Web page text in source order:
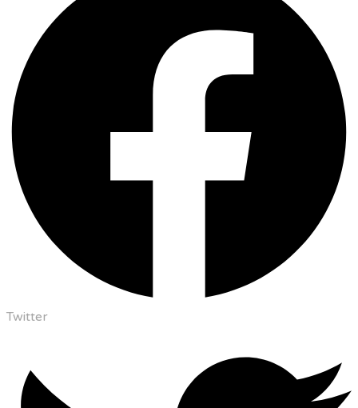
Twitter